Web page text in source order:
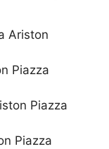
Ariston
Piazza
Piazza
Piazza